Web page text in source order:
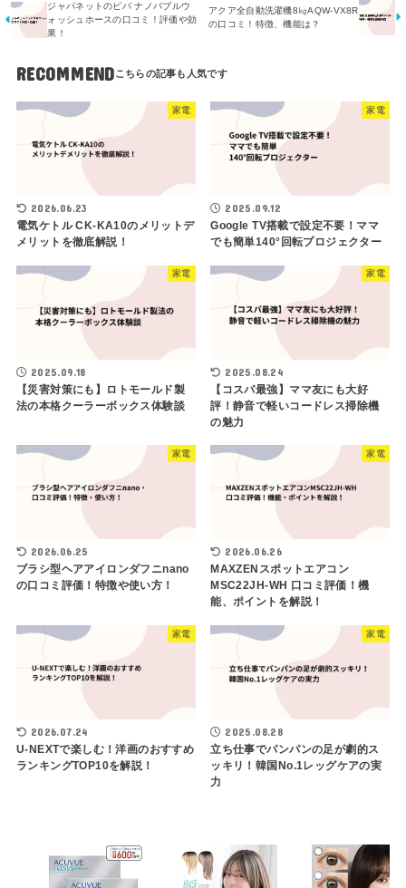
ジャパネットのビバ ナノバブルウ
ォッシュホースの口コミ！評価や効
果！
アクア全自動洗濯機8㎏AQW-VX8R
の口コミ！特徴、機能は？
RECOMMEND
家電
2026.06.23
電気ケトル CK-KA10のメリットデ
メリットを徹底解説！
家電
2025.09.12
Google TV搭載で設定不要！ママ
でも簡単140°回転プロジェクター
家電
2025.09.18
【災害対策にも】ロトモールド製
法の本格クーラーボックス体験談
家電
2025.08.24
【コスパ最強】ママ友にも大好
評！静音で軽いコードレス掃除機
の魅力
家電
2026.06.25
ブラシ型ヘアアイロンダフニnano
の口コミ評価！特徴や使い方！
家電
2026.06.26
MAXZENスポットエアコン
MSC22JH-WH 口コミ評価！機
能、ポイントを解説！
家電
2026.07.24
U-NEXTで楽しむ！洋画のおすすめ
ランキングTOP10を解説！
家電
2025.08.28
立ち仕事でパンパンの足が劇的ス
ッキリ！韓国No.1レッグケアの実
力